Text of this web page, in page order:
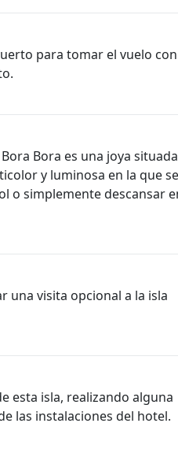
para tomar el vuelo con
Bora es una joya situada
y luminosa en la que se
o simplemente descansar
una visita opcional a la isla
esta isla, realizando alguna
las instalaciones del hotel.